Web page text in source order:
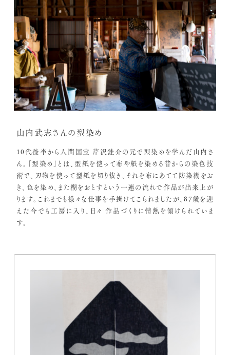
山内武志さんの型染め
10代後半から人間国宝 芹沢銈介の元で型染めを学んだ山内さ
ん。「型染め」とは、型紙を使って布や紙を染める昔からの染色技
術で、刃物を使って型紙を切り抜き、それを布にあてて防染糊をお
き、色を染め、また糊をおとすという一連の流れで作品が出来上が
ります。これまでも様々な仕事を手掛けてこられましたが、87歳を迎
えた今でも工房に入り、日々 作品づくりに情熱を傾けられていま
す。